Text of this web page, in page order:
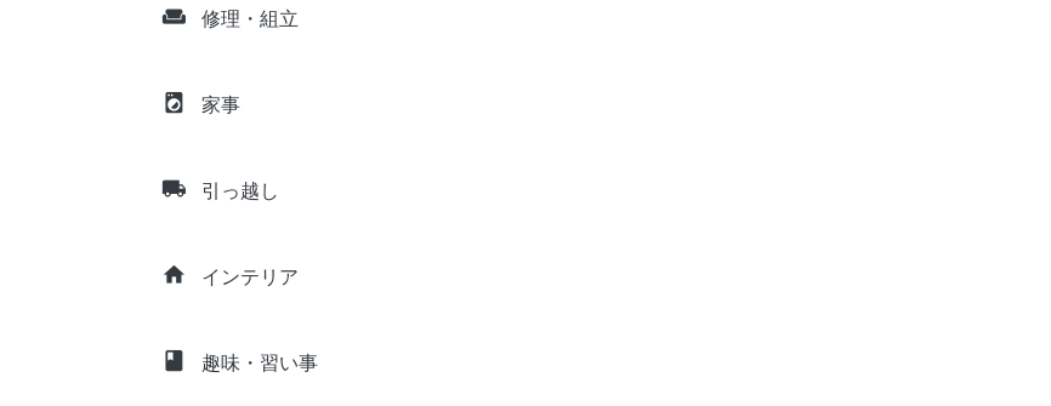
weekend 修理・組立
local_laundry_service 家事
local_shipping 引っ越し
home インテリア
class 趣味・習い事